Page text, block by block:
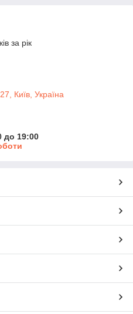
за рік
Київ, Україна
до 19:00